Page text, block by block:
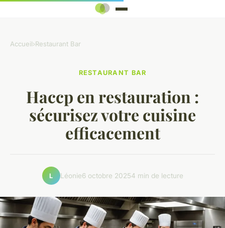
Accueil›Restaurant Bar
RESTAURANT BAR
Haccp en restauration :
sécurisez votre cuisine
efficacement
L Léonie6 octobre 20254 min de lecture